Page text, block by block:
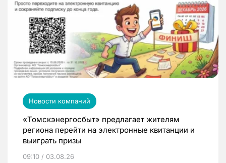
Новости компаний
«Томскэнергосбыт» предлагает жителям
региона перейти на электронные квитанции и
выиграть призы
09:10 / 03.08.26